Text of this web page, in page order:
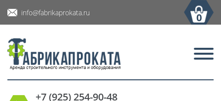
info@fabrikaprokata.ru 0
+7 (925) 254-90-48